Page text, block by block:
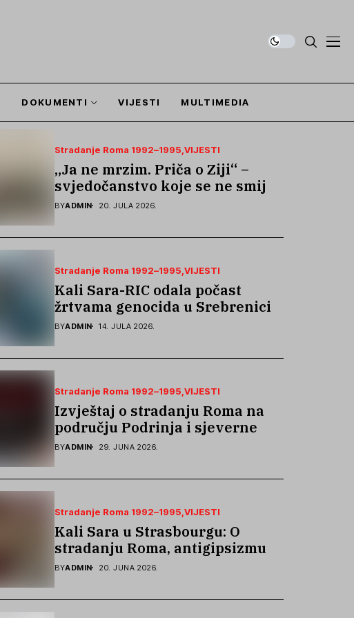
DOKUMENTI VIJESTI MULTIMEDIA
Stradanje Roma 1992–1995 VIJESTI
„Ja ne mrzim. Priča o Ziji“ –
svjedočanstvo koje se ne smije
zaboraviti
BYADMIN 20. JULA 2026.
Stradanje Roma 1992–1995 VIJESTI
Kali Sara-RIC odala počast
žrtvama genocida u Srebrenici i
podsjetila na stradanje Roma iz
BYADMIN 14. JULA 2026.
Stradanje Roma 1992–1995 VIJESTI
Izvještaj o stradanju Roma na
području Podrinja i sjeverne
Bosne 1992–1995. godine
BYADMIN 29. JUNA 2026.
Stradanje Roma 1992–1995 VIJESTI
Kali Sara u Strasbourgu: O
stradanju Roma, antigipsizmu i
borbi protiv govora mržnje
BYADMIN 20. JUNA 2026.